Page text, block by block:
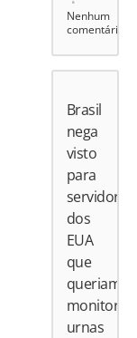
Nenhum
comentário
Brasil
nega
visto
para
servidores
dos
EUA
que
queriam
monitorar
urnas